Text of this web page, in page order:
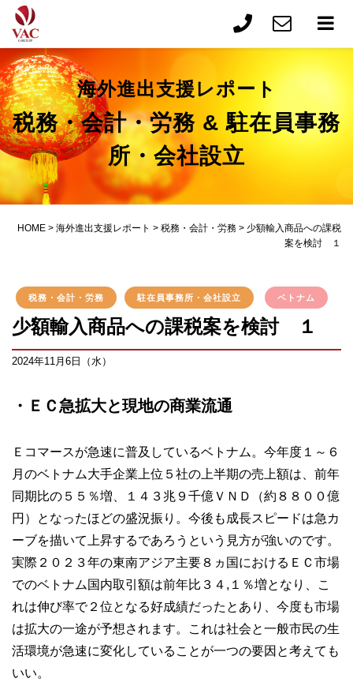
海外進出支援レポート
税務・会計・労務 & 駐在員事務
所・会社設立
HOME > 海外進出支援レポート > 税務・会計・労務 > 少額輸入商品への課税
案を検討 １
税務・会計・労務 駐在員事務所・会社設立 ベトナム
少額輸入商品への課税案を検討 １
2024年11月6日（水）
・ＥＣ急拡大と現地の商業流通
Ｅコマースが急速に普及しているベトナム。今年度１～６
月のベトナム大手企業上位５社の上半期の売上額は、前年
同期比の５５％増、１４３兆９千億ＶＮＤ（約８８００億
円）となったほどの盛況振り。今後も成長スピードは急カ
ーブを描いて上昇するであろうという見方が強いのです。
実際２０２３年の東南アジア主要８ヵ国におけるＥＣ市場
でのベトナム国内取引額は前年比３４,１％増となり、こ
れは伸び率で２位となる好成績だったとあり、今度も市場
は拡大の一途が予想されます。これは社会と一般市民の生
活環境が急速に変化していることが一つの要因と考えても
いい。